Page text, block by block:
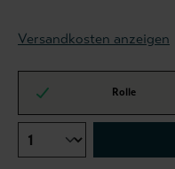
Versandkosten anzeigen
Rolle